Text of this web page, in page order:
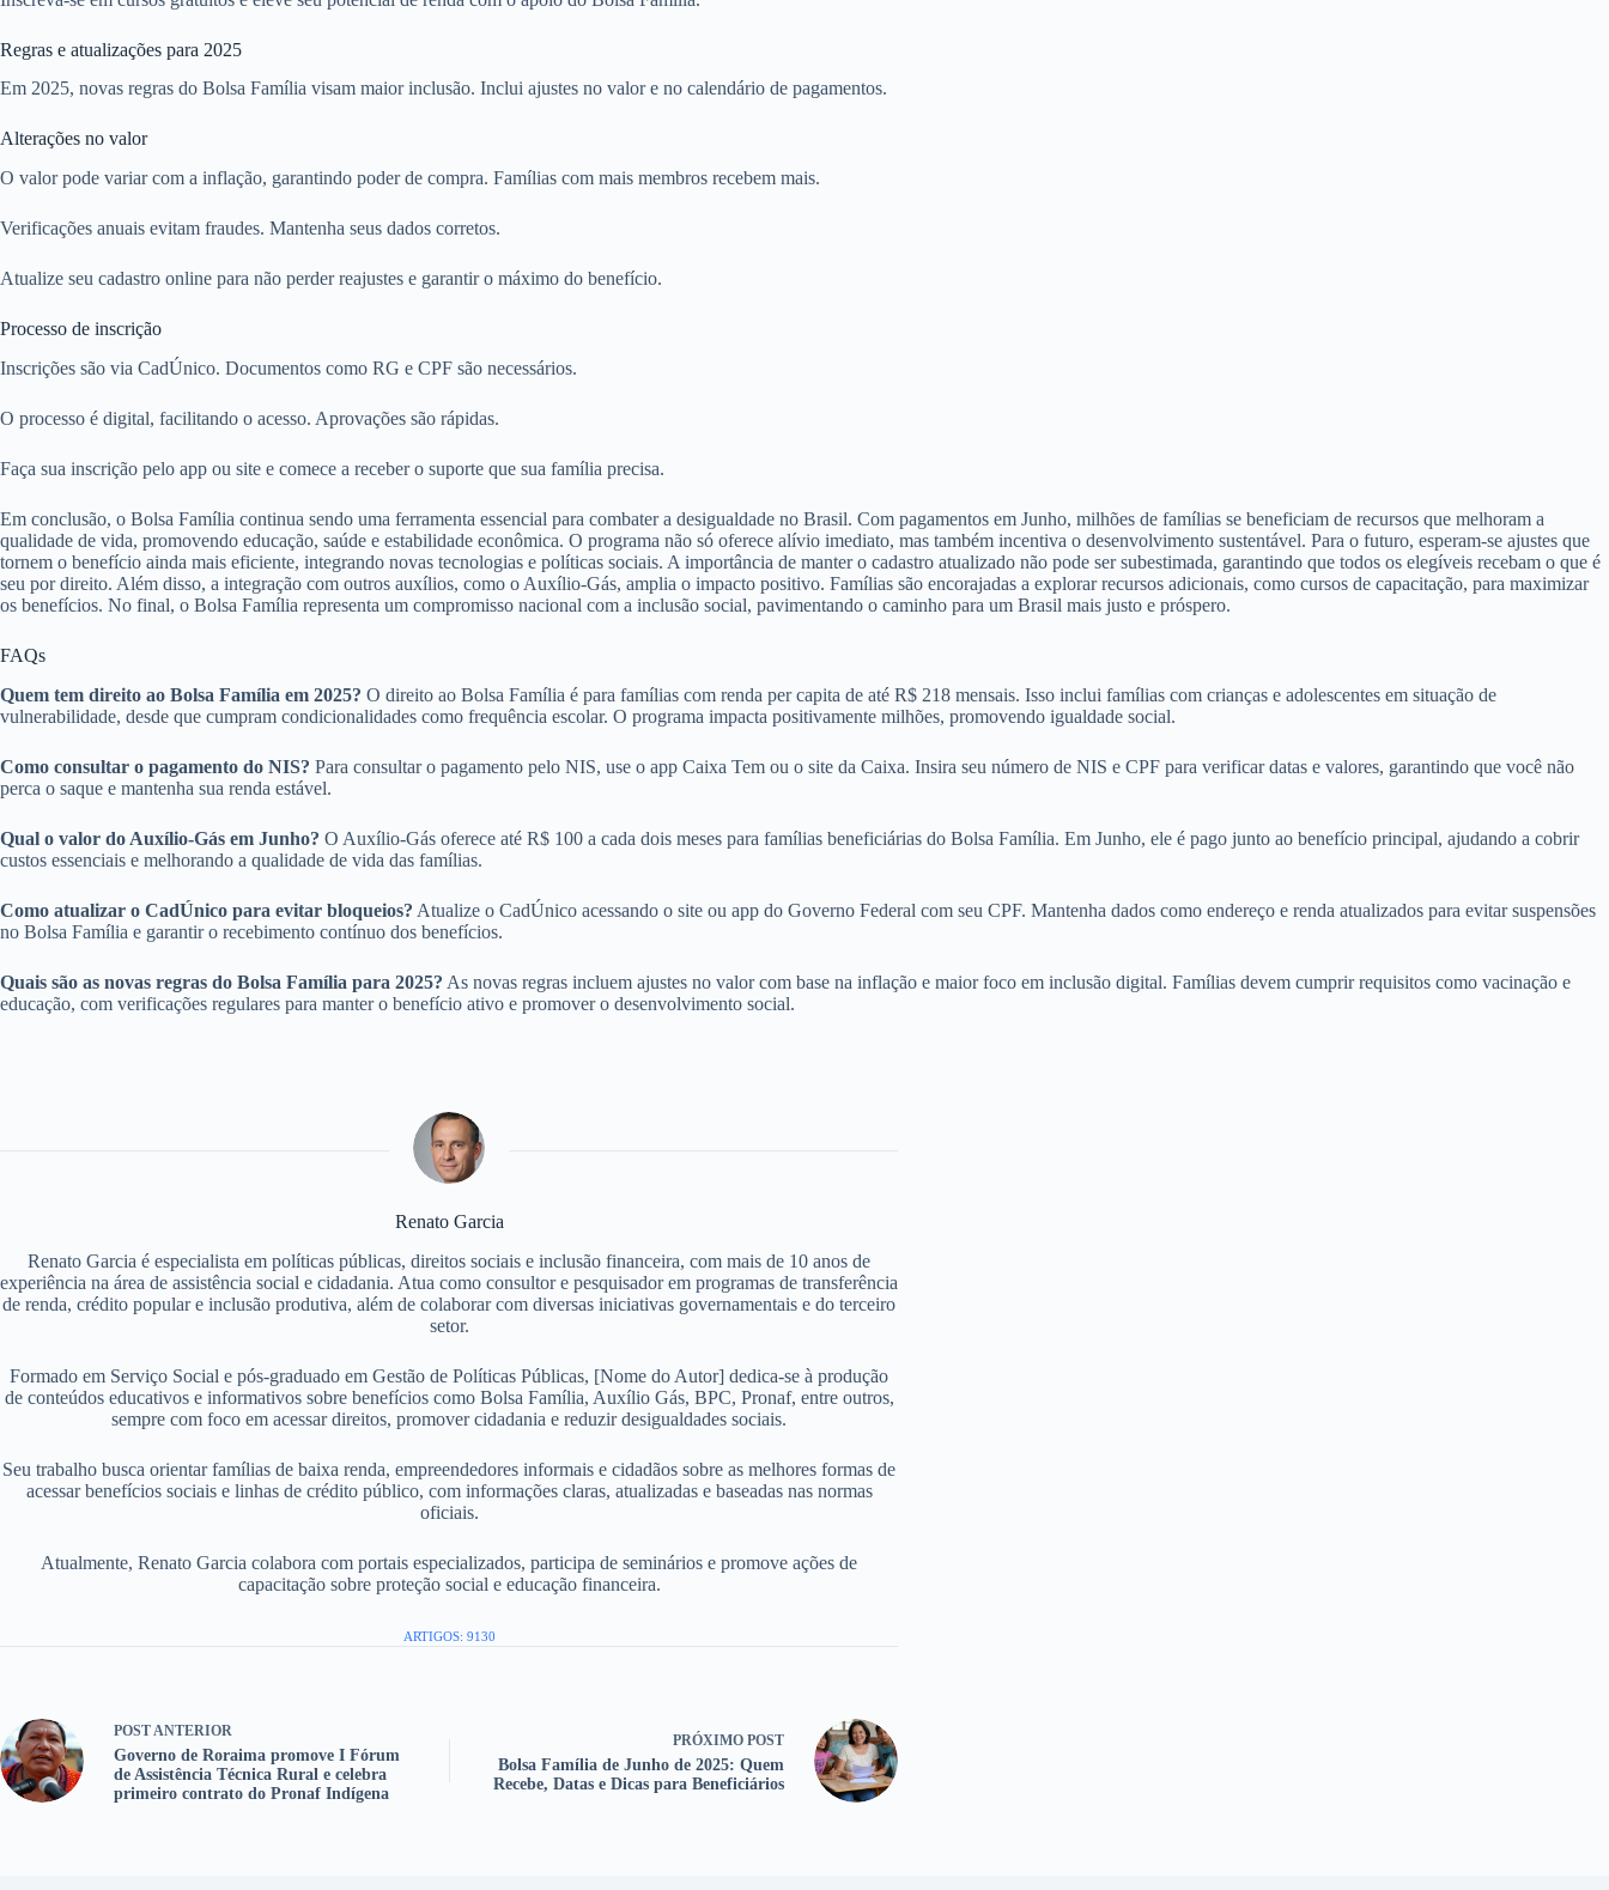
Regras e atualizações para 2025
Em 2025, novas regras do Bolsa Família visam maior inclusão. Inclui ajustes no valor e no calendário de pagamentos.
Alterações no valor
O valor pode variar com a inflação, garantindo poder de compra. Famílias com mais membros recebem mais.
Verificações anuais evitam fraudes. Mantenha seus dados corretos.
Atualize seu cadastro online para não perder reajustes e garantir o máximo do benefício.
Processo de inscrição
Inscrições são via CadÚnico. Documentos como RG e CPF são necessários.
O processo é digital, facilitando o acesso. Aprovações são rápidas.
Faça sua inscrição pelo app ou site e comece a receber o suporte que sua família precisa.
Em conclusão, o Bolsa Família continua sendo uma ferramenta essencial para combater a desigualdade no Brasil. Com pagamentos em Junho, milhões de famílias se beneficiam de recursos que melhoram a
qualidade de vida, promovendo educação, saúde e estabilidade econômica. O programa não só oferece alívio imediato, mas também incentiva o desenvolvimento sustentável. Para o futuro, esperam-se ajustes que
tornem o benefício ainda mais eficiente, integrando novas tecnologias e políticas sociais. A importância de manter o cadastro atualizado não pode ser subestimada, garantindo que todos os elegíveis recebam o que é
seu por direito. Além disso, a integração com outros auxílios, como o Auxílio-Gás, amplia o impacto positivo. Famílias são encorajadas a explorar recursos adicionais, como cursos de capacitação, para maximizar
os benefícios. No final, o Bolsa Família representa um compromisso nacional com a inclusão social, pavimentando o caminho para um Brasil mais justo e próspero.
FAQs
Quem tem direito ao Bolsa Família em 2025? O direito ao Bolsa Família é para famílias com renda per capita de até R$ 218 mensais. Isso inclui famílias com crianças e adolescentes em situação de
vulnerabilidade, desde que cumpram condicionalidades como frequência escolar. O programa impacta positivamente milhões, promovendo igualdade social.
Como consultar o pagamento do NIS? Para consultar o pagamento pelo NIS, use o app Caixa Tem ou o site da Caixa. Insira seu número de NIS e CPF para verificar datas e valores, garantindo que você não
perca o saque e mantenha sua renda estável.
Qual o valor do Auxílio-Gás em Junho? O Auxílio-Gás oferece até R$ 100 a cada dois meses para famílias beneficiárias do Bolsa Família. Em Junho, ele é pago junto ao benefício principal, ajudando a cobrir
custos essenciais e melhorando a qualidade de vida das famílias.
Como atualizar o CadÚnico para evitar bloqueios? Atualize o CadÚnico acessando o site ou app do Governo Federal com seu CPF. Mantenha dados como endereço e renda atualizados para evitar suspensões
no Bolsa Família e garantir o recebimento contínuo dos benefícios.
Quais são as novas regras do Bolsa Família para 2025? As novas regras incluem ajustes no valor com base na inflação e maior foco em inclusão digital. Famílias devem cumprir requisitos como vacinação e
educação, com verificações regulares para manter o benefício ativo e promover o desenvolvimento social.
Renato Garcia
Renato Garcia é especialista em políticas públicas, direitos sociais e inclusão financeira, com mais de 10 anos de
experiência na área de assistência social e cidadania. Atua como consultor e pesquisador em programas de transferência
de renda, crédito popular e inclusão produtiva, além de colaborar com diversas iniciativas governamentais e do terceiro
setor.
Formado em Serviço Social e pós-graduado em Gestão de Políticas Públicas, [Nome do Autor] dedica-se à produção
de conteúdos educativos e informativos sobre benefícios como Bolsa Família, Auxílio Gás, BPC, Pronaf, entre outros,
sempre com foco em acessar direitos, promover cidadania e reduzir desigualdades sociais.
Seu trabalho busca orientar famílias de baixa renda, empreendedores informais e cidadãos sobre as melhores formas de
acessar benefícios sociais e linhas de crédito público, com informações claras, atualizadas e baseadas nas normas
oficiais.
Atualmente, Renato Garcia colabora com portais especializados, participa de seminários e promove ações de
capacitação sobre proteção social e educação financeira.
ARTIGOS: 9130
POST ANTERIOR
Governo de Roraima promove I Fórum
de Assistência Técnica Rural e celebra
primeiro contrato do Pronaf Indígena
PRÓXIMO POST
Bolsa Família de Junho de 2025: Quem
Recebe, Datas e Dicas para Beneficiários